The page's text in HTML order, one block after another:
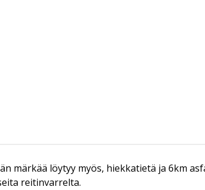
märkää löytyy myös, hiekkatietä ja 6km
reitinvarrelta.